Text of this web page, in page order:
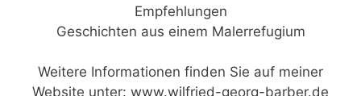
Empfehlungen
Geschichten aus einem Malerrefugium
Weitere Informationen finden Sie auf meiner
Website unter: www.wilfried-georg-barber.de